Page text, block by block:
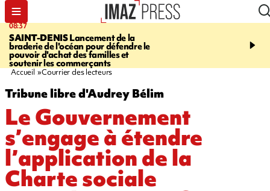
08:37
SAINT-DENISLancement de la
braderie de l'océan pour défendre le
pouvoir d'achat des familles et
soutenir les commerçants
10:44
dragons paradent
Accueil Courrier des lecteurs
Tribune libre d'Audrey Bélim
Le Gouvernement
s’engage à étendre
l’application de la
Charte sociale